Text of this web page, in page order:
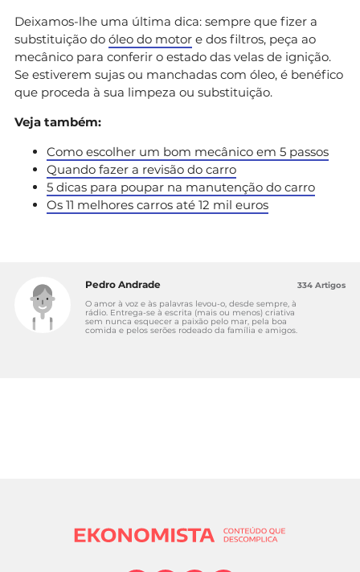
Deixamos-lhe uma última dica: sempre que fizer a
substituição do óleo do motor e dos filtros, peça ao
mecânico para conferir o estado das velas de ignição.
Se estiverem sujas ou manchadas com óleo, é benéfico
que proceda à sua limpeza ou substituição.
Veja também:
Como escolher um bom mecânico em 5 passos
Quando fazer a revisão do carro
5 dicas para poupar na manutenção do carro
Os 11 melhores carros até 12 mil euros
Pedro Andrade
O amor à voz e às palavras levou-o, desde sempre, à
rádio. Entrega-se à escrita (mais ou menos) criativa
sem nunca esquecer a paixão pelo mar, pela boa
comida e pelos serões rodeado da família e amigos.
334 Artigos